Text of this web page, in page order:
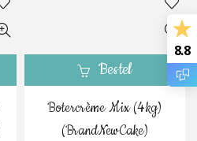
Bestel
Botercrème Mix (4kg)
(BrandNewCake)
8.8